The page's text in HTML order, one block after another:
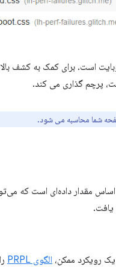
بار شبکه بین 1700 تا 1900 کیلوبایت است. برای
صفحه شما محاسبه می شود.
نگه دارید. این هدف بر اساس مقدار داده‌ای
یک رویکرد ممکن، الگوی PRPL